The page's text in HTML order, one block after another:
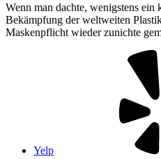
Wenn man dachte, wenigstens
Bekämpfung der weltweiten
Maskenpflicht wieder zunichte
Yelp